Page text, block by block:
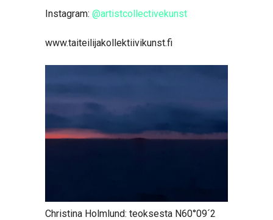
Instagram: @artistcollectivekunst
www.taiteilijakollektiivikunst.fi
Christina Holmlund: teoksesta N60°09´2